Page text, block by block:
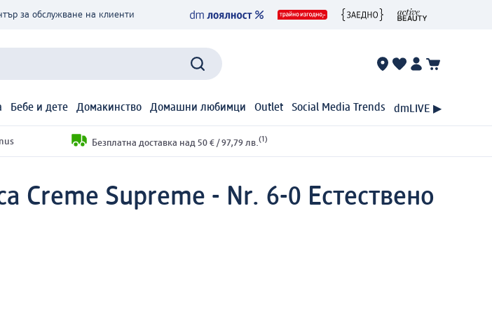
за обслужване на клиенти
Бебе и дете Домакинство Домашни любимци Outlet Social Media Trends dmLIVE ▶
Безплатна доставка над 50 € / 97,79 лв. (1)
Creme Supreme - Nr. 6-0 Естествено